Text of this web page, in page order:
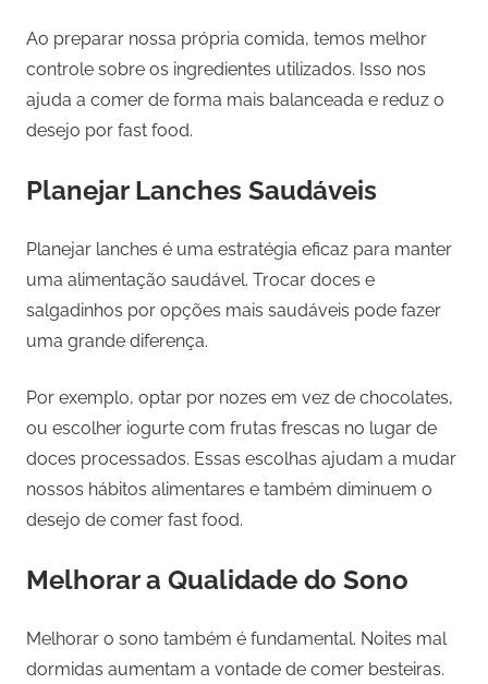
Ao preparar nossa própria comida, temos melhor
controle sobre os ingredientes utilizados. Isso nos
ajuda a comer de forma mais balanceada e reduz o
desejo por fast food.
Planejar Lanches Saudáveis
Planejar lanches é uma estratégia eficaz para manter
uma alimentação saudável. Trocar doces e
salgadinhos por opções mais saudáveis pode fazer
uma grande diferença.
Por exemplo, optar por nozes em vez de chocolates,
ou escolher iogurte com frutas frescas no lugar de
doces processados. Essas escolhas ajudam a mudar
nossos hábitos alimentares e também diminuem o
desejo de comer fast food.
Melhorar a Qualidade do Sono
Melhorar o sono também é fundamental. Noites mal
dormidas aumentam a vontade de comer besteiras.